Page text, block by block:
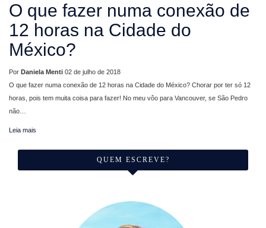
O que fazer numa conexão de
12 horas na Cidade do
México?
Por Daniela Menti 02 de julho de 2018
O que fazer numa conexão de 12 horas na Cidade do México? Chorar por ter só 12
horas, pois tem muita coisa para fazer! No meu vôo para Vancouver, se São Pedro
não…
Leia mais
QUEM ESCREVE?